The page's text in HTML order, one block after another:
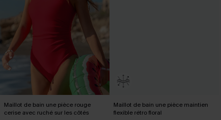
Maillot de bain une pièce rouge
cerise avec ruché sur les côtés
Maillot de bain une pièce maintien
flexible rétro floral